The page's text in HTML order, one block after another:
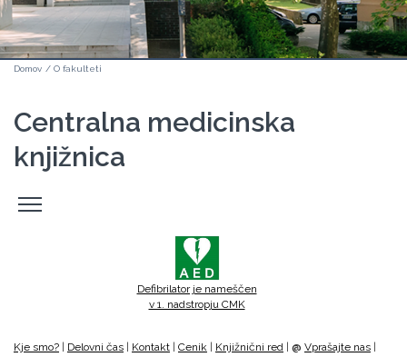
Domov / O fakulteti
Centralna medicinska
knjižnica
Odpri
stranski
Defibrilator je nameščen
v 1. nadstropju CMK
Kje smo? Delovni čas Kontakt Cenik Knjižnični red @ Vprašajte nas